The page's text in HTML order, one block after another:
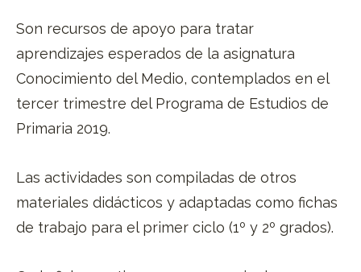
Son recursos de apoyo para tratar
aprendizajes esperados de la asignatura
Conocimiento del Medio, contemplados en el
tercer trimestre del Programa de Estudios de
Primaria 2019.
Las actividades son compiladas de otros
materiales didácticos y adaptadas como fichas
de trabajo para el primer ciclo (1º y 2º grados).